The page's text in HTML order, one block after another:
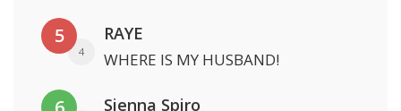
5
4
RAYE
WHERE IS MY HUSBAND!
Sienna Spiro